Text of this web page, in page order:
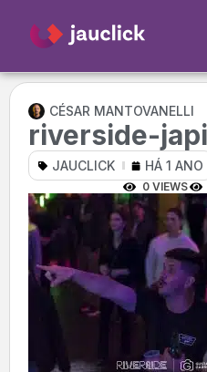
CÉSAR MANTOVANELLI
riverside-
JAUCLICK HÁ 1 ANO
0 VIEWS